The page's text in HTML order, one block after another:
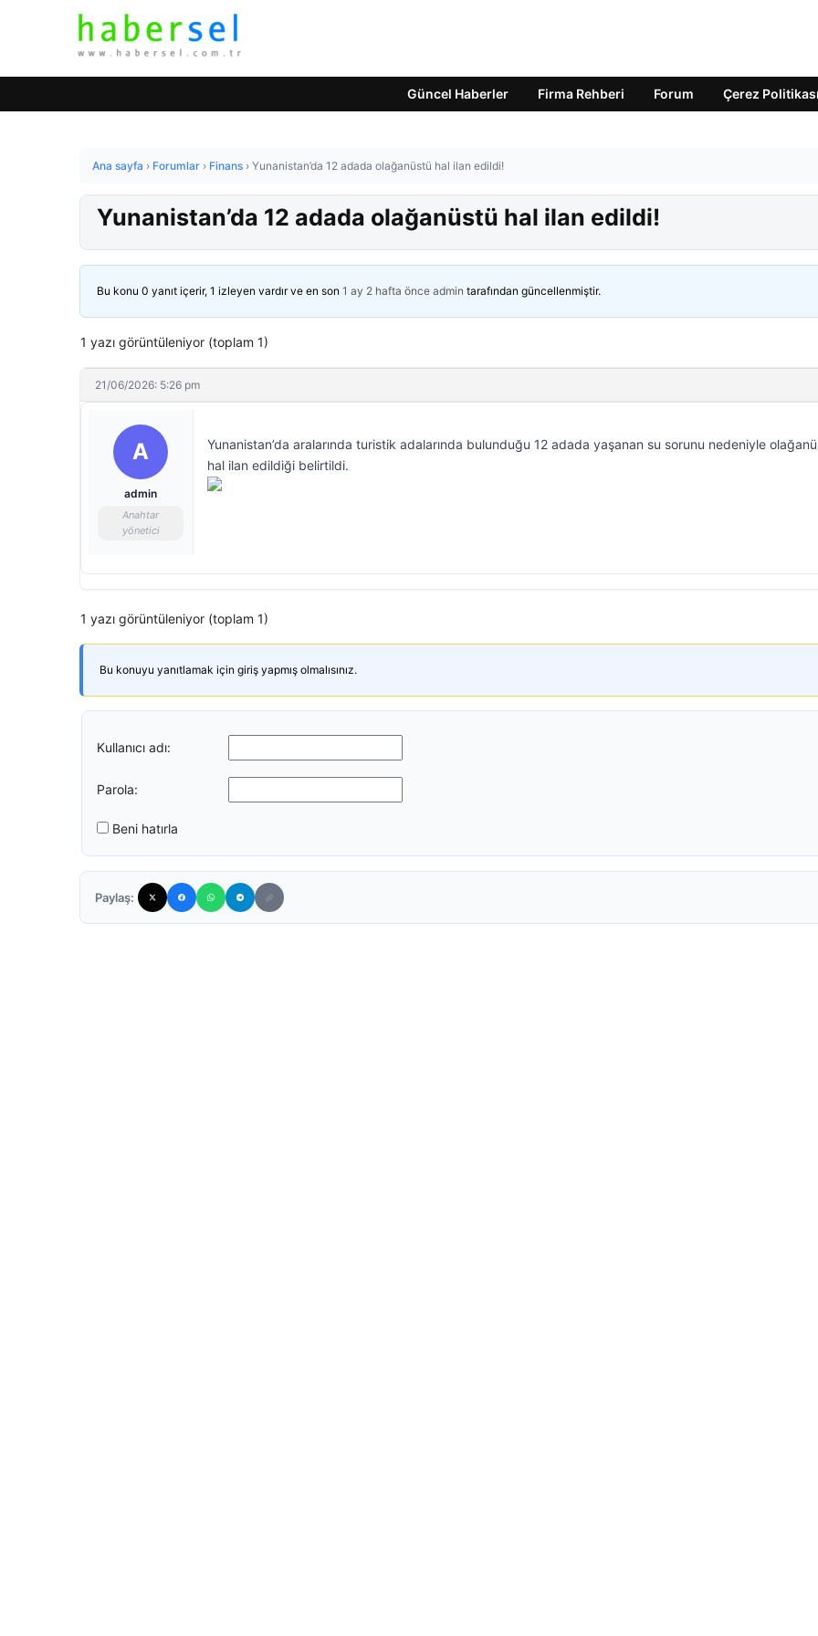
Güncel Haberler Firma Rehberi Forum Çerez Politikası
Ana sayfa › Forumlar › Finans › Yunanistan’da 12 adada olağanüstü hal ilan edildi!
Yunanistan’da 12 adada olağanüstü hal ilan edildi!
Bu konu 0 yanıt içerir, 1 izleyen vardır ve en son 1 ay 2 hafta önce admin tarafından güncellenmiştir.
1 yazı görüntüleniyor (toplam 1)
21/06/2026: 5:26 pm
A
admin
Anahtar
yönetici
Yunanistan’da aralarında turistik adalarında bulunduğu 12 adada yaşanan su sorunu nedeniyle
hal ilan edildiği belirtildi.
1 yazı görüntüleniyor (toplam 1)
Bu konuyu yanıtlamak için giriş yapmış olmalısınız.
Kullanıcı adı:
Parola:
Beni hatırla
Paylaş: